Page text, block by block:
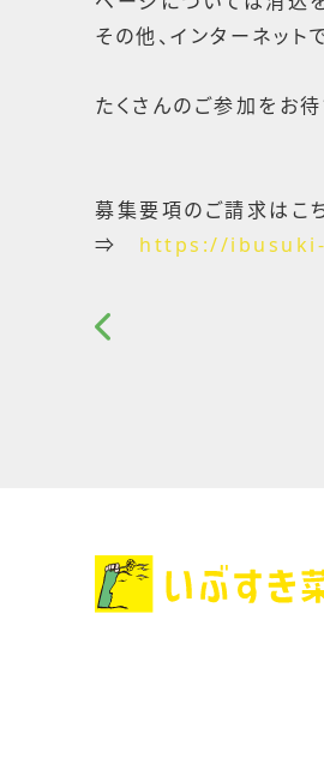
その他、インターネッ
たくさんのご参加をお待
募集要項のご請求はこ
⇒ https://